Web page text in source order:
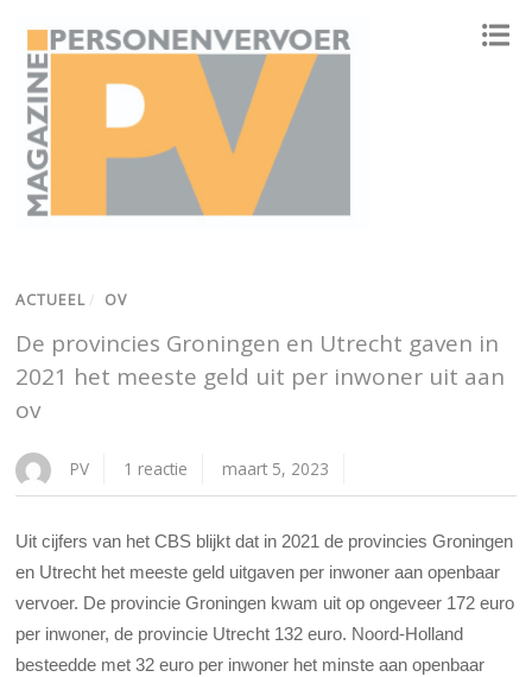
ACTUEEL / OV
De provincies Groningen en Utrecht gaven in
2021 het meeste geld uit per inwoner uit aan
ov
PV 1 reactie maart 5, 2023
Uit cijfers van het CBS blijkt dat in 2021 de provincies Groningen
en Utrecht het meeste geld uitgaven per inwoner aan openbaar
vervoer. De provincie Groningen kwam uit op ongeveer 172 euro
per inwoner, de provincie Utrecht 132 euro. Noord-Holland
besteedde met 32 euro per inwoner het minste aan openbaar